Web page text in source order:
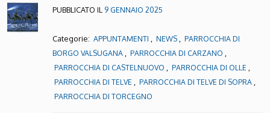
PUBBLICATO IL 9 GENNAIO 2025
Categorie: APPUNTAMENTI NEWS
PARROCCHIA DI
BORGO VALSUGANA
PARROCCHIA DI CARZANO
PARROCCHIA DI CASTELNUOVO PARROCCHIA DI OLLE
PARROCCHIA DI TELVE PARROCCHIA DI TELVE DI SOPRA
PARROCCHIA DI TORCEGNO